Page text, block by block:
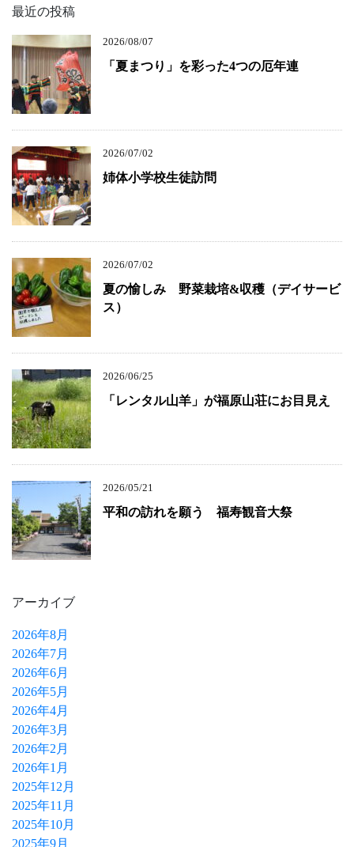
最近の投稿
2026/08/07
「夏まつり」を彩った4つの厄年連
2026/07/02
姉体小学校生徒訪問
2026/07/02
夏の愉しみ 野菜栽培&収穫（デイサービ
ス）
2026/06/25
「レンタル山羊」が福原山荘にお目見え
2026/05/21
平和の訪れを願う 福寿観音大祭
アーカイブ
2026年8月
2026年7月
2026年6月
2026年5月
2026年4月
2026年3月
2026年2月
2026年1月
2025年12月
2025年11月
2025年10月
2025年9月